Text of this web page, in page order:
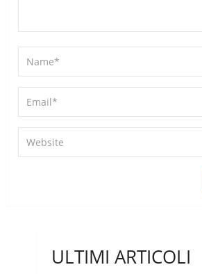
ULTIMI ARTICOLI